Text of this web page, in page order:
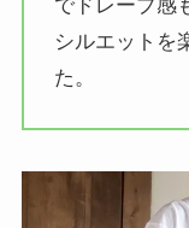
でドレープ感
シルエットを
た。